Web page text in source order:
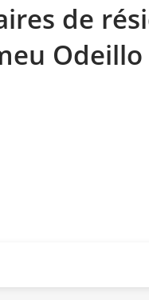
de
Odeillo